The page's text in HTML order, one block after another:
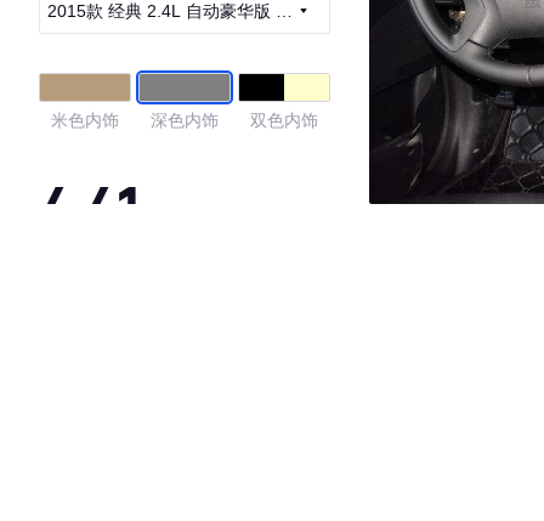
2015款 经典 2.4L 自动豪华版 国
米色内饰 深色内饰 双色内饰
4.41